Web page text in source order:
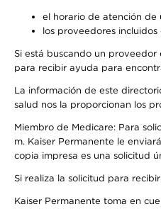
el horario de atención de
los proveedores
Si está buscando un
para recibir ayuda para
La información de este
salud nos la proporcionan los
Miembro de Medicare: Para
m. Kaiser Permanente le
copia impresa es una solicitud
Si realiza la solicitud para
Kaiser Permanente toma en